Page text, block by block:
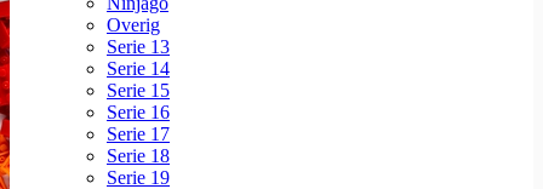
Overig
Serie 13
Serie 14
Serie 15
Serie 16
Serie 17
Serie 18
Serie 19